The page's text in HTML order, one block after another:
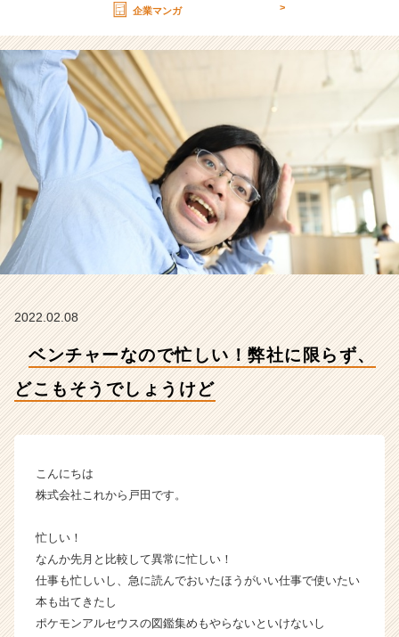
ど
こ
も
そ
う
で
し
ょ
う
け
ど
【株
式
社
ら
の
タ
|
チ
ャ
成
企業マンガ >
2022.02.08
ベンチャーなので忙しい！弊社に限らず、
どこもそうでしょうけど
こんにちは
株式会社これから戸田です。
忙しい！
なんか先月と比較して異常に忙しい！
仕事も忙しいし、急に読んでおいたほうがいい仕事で使いたい
本も出てきたし
ポケモンアルセウスの図鑑集めもやらないといけないし